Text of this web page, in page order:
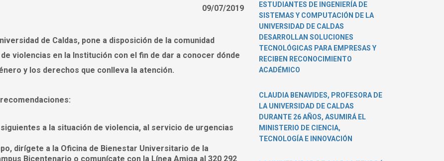
09/07/2019
de Caldas, pone a disposición de la comunidad
violencias en la Institución con el fin de dar a conocer dónde
y los derechos que conlleva la atención.
a la situación de violencia, al servicio de urgencias
dirígete a la Oficina de Bienestar Universitario de la
Bicentenario o comunícate con la Línea Amiga al 320 292
ESTUDIANTES DE INGENIERÍA DE
SISTEMAS Y COMPUTACIÓN DE LA
UNIVERSIDAD DE CALDAS
DESARROLLAN SOLUCIONES
TECNOLÓGICAS PARA EMPRESAS Y
RECIBEN RECONOCIMIENTO
ACADÉMICO
CLAUDIA BENAVIDES, PROFESORA DE
LA UNIVERSIDAD DE CALDAS
DURANTE 26 AÑOS, ASUMIRÁ EL
MINISTERIO DE CIENCIA,
TECNOLOGÍA E INNOVACIÓN